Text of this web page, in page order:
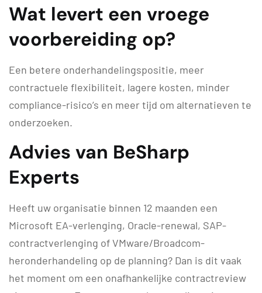
Wat levert een vroege
voorbereiding op?
Een betere onderhandelingspositie, meer
contractuele flexibiliteit, lagere kosten, minder
compliance-risico’s en meer tijd om alternatieven te
onderzoeken.
Advies van BeSharp
Experts
Heeft uw organisatie binnen 12 maanden een
Microsoft EA-verlenging, Oracle-renewal, SAP-
contractverlenging of VMware/Broadcom-
heronderhandeling op de planning? Dan is dit vaak
het moment om een onafhankelijke contractreview